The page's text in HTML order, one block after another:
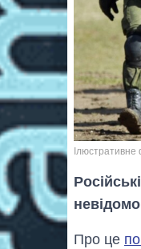
Ілюстративне
Російські
Про це